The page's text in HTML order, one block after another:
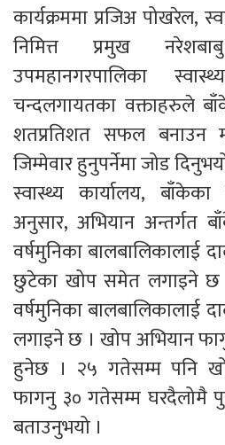
कार्यक्रममा प्रजिअ पोखरेल,
निमित्त प्रमुख
उपमहानगरपालिका
चन्दलगायतका वक्ताहरुले
शतप्रतिशत सफल बनाउन
जिम्मेवार हुनुपर्नेमा जोड
स्वास्थ्य कार्यालय, बाँकेका
अनुसार, अभियान अन्तर्गत
वर्षमुनिका बालबालिकालाई
छुटेका खोप समेत लगाइने छ
वर्षमुनिका बालबालिकालाई
लगाइने छ । खोप अभियान
हुनेछ । २५ गतेसम्म पनि
फागनु ३० गतेसम्म घरदैलोमै
बताउनुभयो ।